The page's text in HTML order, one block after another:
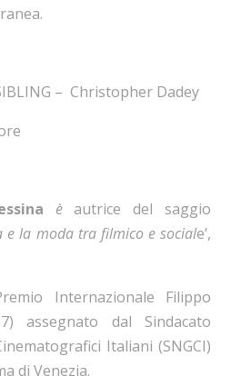
– Christopher Dadey
èautrice del saggio
e la moda tra filmico e sociale’,
Internazionale Filippo
assegnato dal Sindacato
Italiani (SNGCI)
di Venezia.